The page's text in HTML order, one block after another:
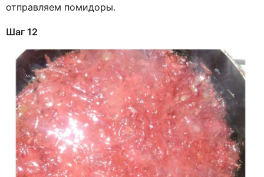
отправляем помидоры.
Шаг 12